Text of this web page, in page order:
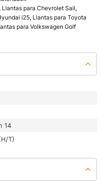
, Llantas para Chevrolet Sail,
i25, Llantas para Toyota
para Volkswagen Golf
14
T)